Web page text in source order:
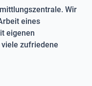
Wir
eines
eigenen
zufriedene